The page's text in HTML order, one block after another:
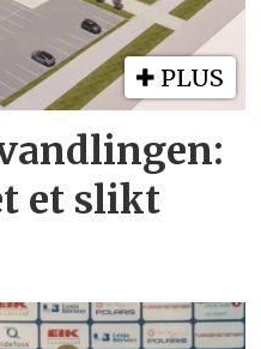
PLUS
et slikt